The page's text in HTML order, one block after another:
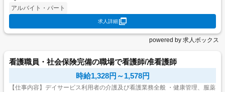
アルバイト・パート
求人詳細
powered by 求人ボックス
看護職員・社会保険完備の職場で看護師/准看護師
時給1,328円～1,578円
【仕事内容】デイサービス利用者の介護及び看護業務全般 ・健康管理、服薬